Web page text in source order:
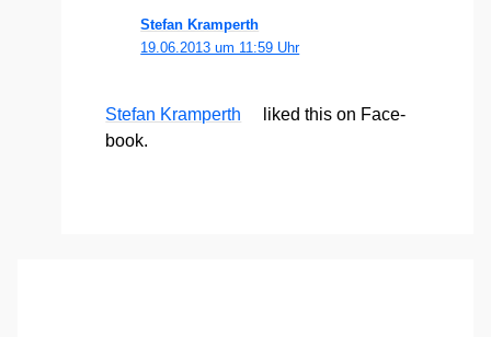
Stefan Kramperth
19.06.2013 um 11:59 Uhr
Ste­fan Kram­perth
lik­ed this on Face­
book.